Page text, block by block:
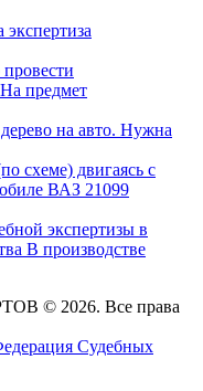
предмет
на авто. Нужна
схеме) двигаясь с
ВАЗ 21099
экспертизы в
В производстве
© 2026. Все права
Судебных